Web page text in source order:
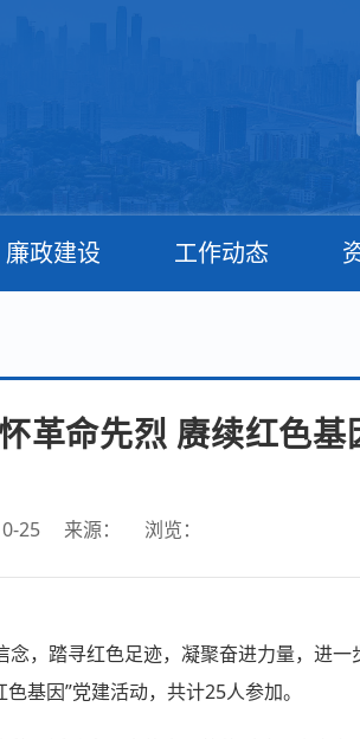
廉政建设 工作动态
革命先烈 赓续红色基
25 来源： 浏览：
，踏寻红色足迹，凝聚奋进力量，进
基因”党建活动，共计25人参加。